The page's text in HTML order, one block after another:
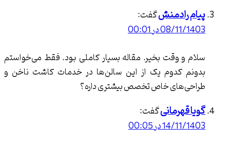
گفت:
در 00:01
وقت بخیر. مقاله بسیار کاملی بود. فقط می‌خواستم
کدوم یک از این سالن‌ها در خدمات کاشت ناخن و
خاص تخصص بیشتری داره؟
گفت:
در 00:05